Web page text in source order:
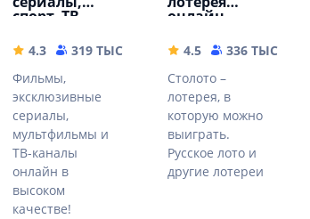
спорт, ТВ
4.3 319 ТЫС
49.9 MB
Фильмы,
эксклюзивные
сериалы,
мультфильмы и
ТВ-каналы
онлайн в
высоком
качестве!
онлайн
4.5 336 ТЫС
Столото –
лотерея, в
которую можно
выиграть.
Русское лото и
другие лотереи